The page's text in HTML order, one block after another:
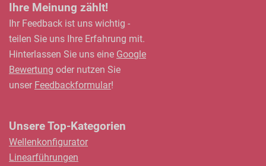
Ihre Meinung zählt!
Ihr Feedback ist uns wichtig -
teilen Sie uns Ihre Erfahrung mit.
Hinterlassen Sie uns eine Google
Bewertung oder nutzen Sie
unser Feedbackformular!
Unsere Top-Kategorien
Wellenkonfigurator
Linearführungen